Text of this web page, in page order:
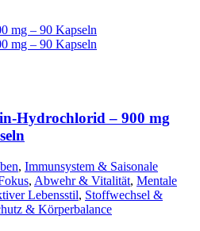
Hydrochlorid – 900 mg
, Immunsystem & Saisonale
, Abwehr & Vitalität, Mentale
Lebensstil, Stoffwechsel &
& Körperbalance